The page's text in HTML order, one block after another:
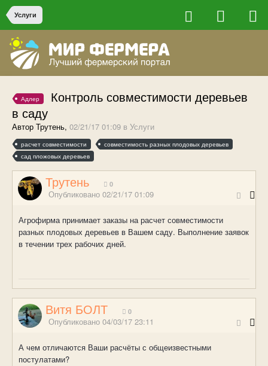
Услуги
Адлер
Контроль совместимости деревьев
в саду
Автор Трутень, 02/21/17 01:09 в Услуги
расчет совместимости
совместимость разных плодовых деревьев
сад пложовых деревьев
Трутень 0
Опубликовано 02/21/17 01:09
Агрофирма принимает заказы на расчет совместимости
разных плодовых деревьев в Вашем саду. Выполнение заявок
в течении трех рабочих дней.
Витя БОЛТ 0
Опубликовано 04/03/17 23:11
А чем отличаются Ваши расчёты с общеизвестными
постулатами?